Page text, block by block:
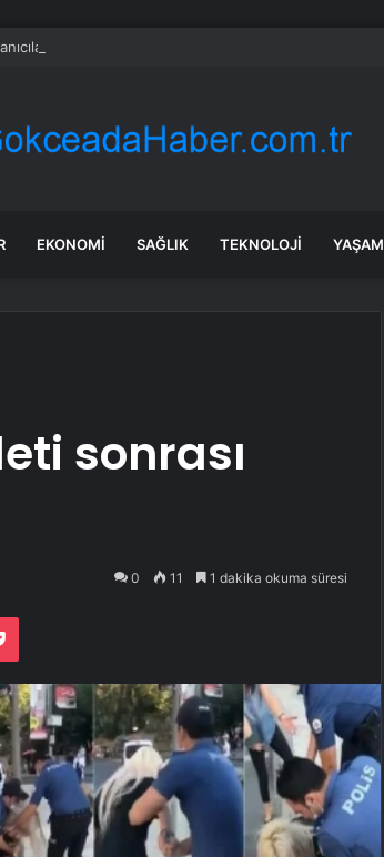
müjde: Sınırlar tamamen kalkıyor
EKONOMI SAĞLIK TEKNOLOJI YAŞAM
sonrası
0 11 1 dakika okuma süresi
Pocket